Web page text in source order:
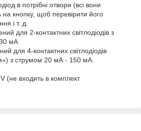
в потрібні отвори (всі вони
на кнопку, щоб перевірити його
і т. д.
для 2-контактних світлодіодів з
мА
для 4-контактних світлодіодів
з струмом 20 мА - 150 мА.
(не входить в комплект